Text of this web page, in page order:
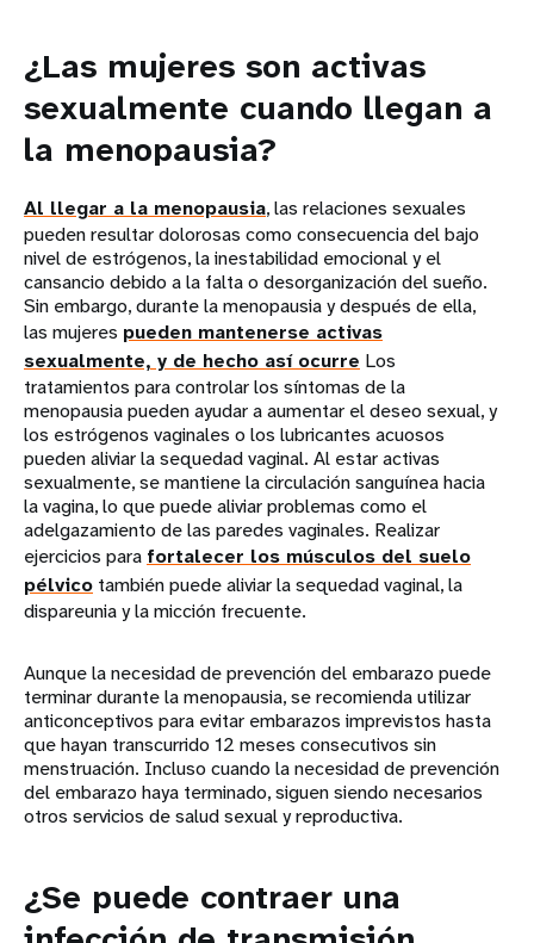
¿Las mujeres son activas
sexualmente cuando llegan a
la menopausia?
Al llegar a la menopausia, las relaciones sexuales
pueden resultar dolorosas como consecuencia del bajo
nivel de estrógenos, la inestabilidad emocional y el
cansancio debido a la falta o desorganización del sueño.
Sin embargo, durante la menopausia y después de ella,
las mujeres pueden mantenerse activas
sexualmente, y de hecho así ocurre Los
tratamientos para controlar los síntomas de la
menopausia pueden ayudar a aumentar el deseo sexual, y
los estrógenos vaginales o los lubricantes acuosos
pueden aliviar la sequedad vaginal. Al estar activas
sexualmente, se mantiene la circulación sanguínea hacia
la vagina, lo que puede aliviar problemas como el
adelgazamiento de las paredes vaginales. Realizar
ejercicios para fortalecer los músculos del suelo
pélvico también puede aliviar la sequedad vaginal, la
dispareunia y la micción frecuente.
Aunque la necesidad de prevención del embarazo puede
terminar durante la menopausia, se recomienda utilizar
anticonceptivos para evitar embarazos imprevistos hasta
que hayan transcurrido 12 meses consecutivos sin
menstruación. Incluso cuando la necesidad de prevención
del embarazo haya terminado, siguen siendo necesarios
otros servicios de salud sexual y reproductiva.
¿Se puede contraer una